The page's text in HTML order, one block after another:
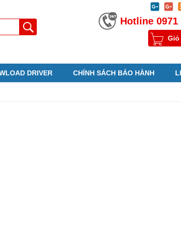


Hotline 0971
Giỏ
DRIVER CHÍNH SÁCH BẢO HÀNH